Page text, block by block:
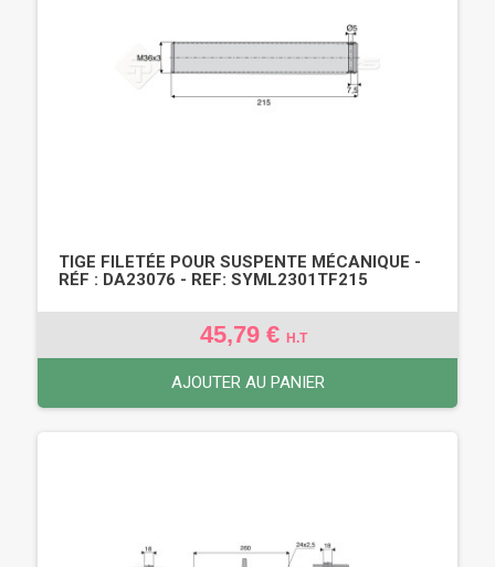
TIGE FILETÉE POUR SUSPENTE MÉCANIQUE -
RÉF : DA23076 - REF: SYML2301TF215
45,79 € H.T
AJOUTER AU PANIER